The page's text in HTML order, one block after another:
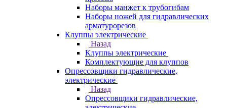
Наборы манжет к трубогибам
Наборы ножей для гидравлических
арматурорезов
Клуппы электрические
Назад
Клуппы электрические
Комплектующие для клуппов
Опрессовщики гидравлические,
электрические
Назад
Опрессовщики гидравлические,